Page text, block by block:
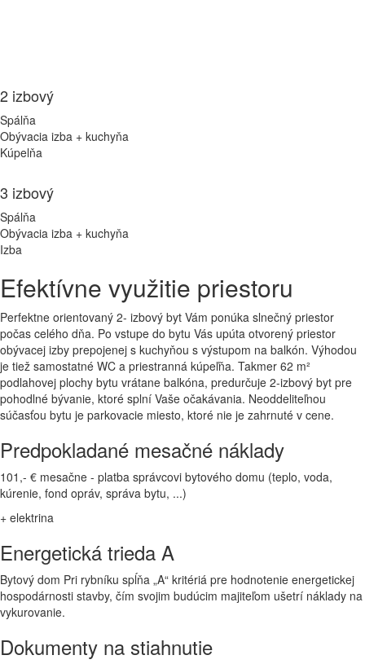
2 izbový
Spálňa
Obývacia izba + kuchyňa
Kúpelňa
3 izbový
Spálňa
Obývacia izba + kuchyňa
Izba
Efektívne využitie priestoru
Perfektne orientovaný 2- izbový byt Vám ponúka slnečný priestor
počas celého dňa. Po vstupe do bytu Vás upúta otvorený priestor
obývacej izby prepojenej s kuchyňou s výstupom na balkón. Výhodou
je tiež samostatné WC a priestranná kúpeľňa. Takmer 62 m²
podlahovej plochy bytu vrátane balkóna, predurčuje 2-izbový byt pre
pohodlné bývanie, ktoré splní Vaše očakávania. Neoddeliteľnou
súčasťou bytu je parkovacie miesto, ktoré nie je zahrnuté v cene.
Predpokladané mesačné náklady
101,- € mesačne - platba správcovi bytového domu (teplo, voda,
kúrenie, fond opráv, správa bytu, ...)
+ elektrina
Energetická trieda A
Bytový dom Pri rybníku spĺňa „A“ kritériá pre hodnotenie energetickej
hospodárnosti stavby, čím svojim budúcim majiteľom ušetrí náklady na
vykurovanie.
Dokumenty na stiahnutie